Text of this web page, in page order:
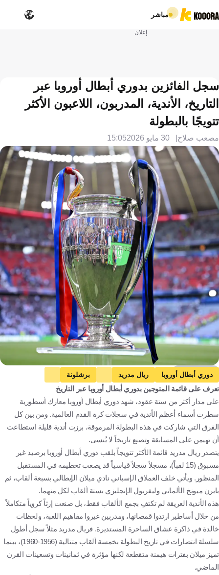
مباشر
إعلان
سجل الفائزين بدوري أبطال أوروبا عبر
التاريخ، الأندية، المدربون، اللاعبون الأكثر
تتويجًا بالبطولة
مصعب صلاح 30 مايو 2026 15:05
Getty Images
دوري أبطال أوروبا ريال مدريد
برشلونة
ليفربول
بايرن ميونخ
أياكس
مانشستر يونايتد
مانشستر سيتي
تشيلسي
آيندهوفن
يوفنتوس
إنتر
هولندا كرة قدم
تعرف على قائمة المتوجين بدوري أبطال أوروبا عبر التاريخ
على مدار أكثر من ستة عقود، شهد دوري أبطال أوروبا معارك أسطورية
سطرت أسماء أعظم الأندية في سجلات كرة القدم العالمية. ومن بين كل
الفرق التي شاركت في هذه البطولة المرموقة، برزت أندية قليلة استطاعت
أن تهيمن على المسابقة وتصنع تاريخاً لا يُنسى.
يتصدر ريال مدريد قائمة الأكثر تتويجاً بلقب دوري أبطال أوروبا برصيد غير
مسبوق (15 لقباً)، مسجلاً سجلاً قياسياً قد يصعب تحطيمه في المستقبل
المنظور. ويأتي خلف العملاق الإسباني نادي ميلان الإيطالي بسبعة ألقاب، ثم
بايرن ميونخ الألماني وليفربول الإنجليزي بستة ألقاب لكل منهما.
هذه الأندية العريقة لم تكتفِ بجمع الألقاب فقط، بل صنعت إرثاً كروياً متكاملاً
من خلال أساطير ارتدوا قمصانها، ومدربين غيروا مفاهيم اللعبة، ولحظات
خالدة في ذاكرة عشاق الساحرة المستديرة. فريال مدريد مثلاً سجل أطول
سلسلة انتصارات في تاريخ البطولة بخمسة ألقاب متتالية (1956-1960)، بينما
تميز ميلان بفترات هيمنة متقطعة لكنها مؤثرة في ثمانينات وتسعينات القرن
الماضي.